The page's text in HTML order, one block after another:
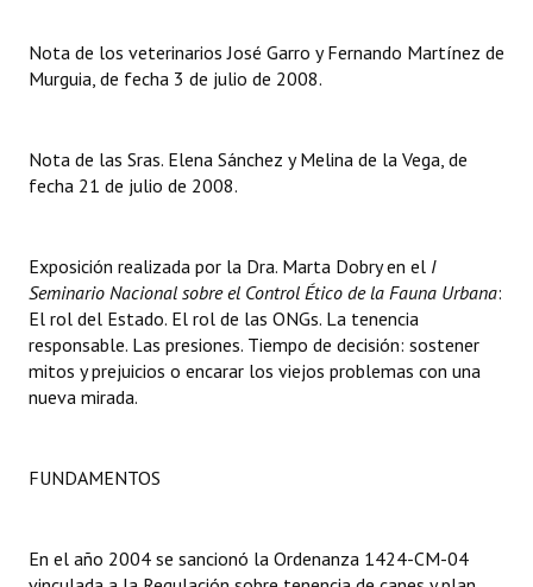
Premio al Mérito - Registro
Mujeres que Dejaron Huellas - Registro
Ciudadano Ilustre - Registro
Banca del Vecino - Registro
Huéspedes de Honor - Registro
Reconocimientos - Registro
Entrega de distinciones
Nota de los veterinarios José Garro y Fernando Martínez de
Murguia, de fecha 3 de julio de 2008.
Nota de las Sras. Elena Sánchez y Melina de la Vega, de
fecha 21 de julio de 2008.
Exposición realizada por la Dra. Marta Dobry en el I
Seminario Nacional sobre el Control Ético de la Fauna Urbana:
El rol del Estado. El rol de las ONGs. La tenencia
responsable. Las presiones. Tiempo de decisión: sostener
mitos y prejuicios o encarar los viejos problemas con una
nueva mirada.
FUNDAMENTOS
En el año 2004 se sancionó la Ordenanza 1424-CM-04